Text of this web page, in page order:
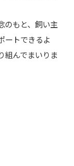
のもと、飼い主
ートできるよ
組んでまいりま